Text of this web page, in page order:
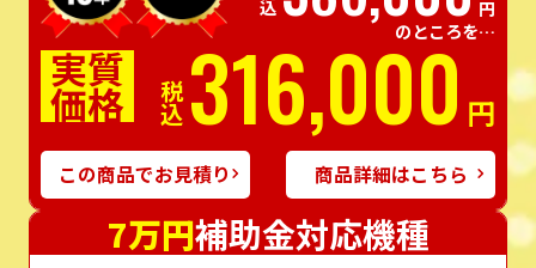
円
のところを…
実質
価格 税込316,000 円
この商品でお見積り 商品詳細はこちら
7万円補助金対応機種